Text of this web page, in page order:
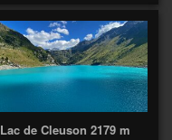
Lac de Cleuson 2179 m